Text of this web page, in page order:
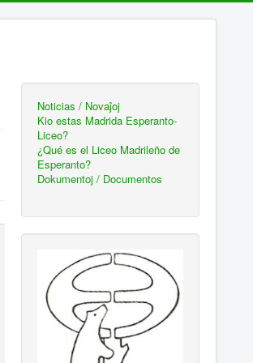
Noticias / Novaĵoj
Kio estas Madrida Esperanto-
Liceo?
¿Qué es el Liceo Madrileño de
Esperanto?
Dokumentoj / Documentos